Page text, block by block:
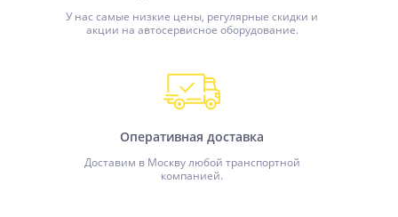
У нас самые низкие цены, регулярные скидки и
акции на автосервисное оборудование.
Оперативная доставка
Доставим в Москву любой транспортной
компанией.